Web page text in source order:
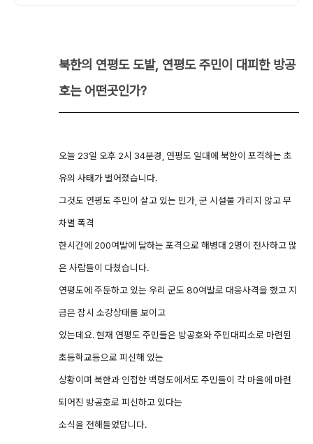
북한의 연평도 도발, 연평도 주민이 대피한 방공
호는 어떤곳인가?
오늘 23일 오후 2시 34분경, 연평도 일대에 북한이 포격하는 초
유의 사태가 벌어졌습니다.
그것도 연평도 주민이 살고 있는 민가, 군 시설물 가리지 않고 무
차별 폭격
한시간에 200여발에 달하는 포격으로 해병대 2명이 전사하고 많
은 사람들이 다쳤습니다.
연평도에 주둔하고 있는 우리 군도 80여발로 대응사격을 했고 지
금은 잠시 소강상태를 보이고
있는데요. 현재 연평도 주민들은 방공호와 주민대피소로 마련된
초등학교등으로 피신해 있는
상황이며 북한과 인접한 백령도에서도 주민들이 각 마을에 마련
되어진 방공호로 피신하고 있다는
소식을 전해들었답니다.